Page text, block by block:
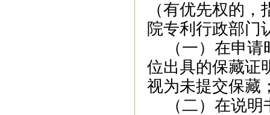
（有优先权的
院专利行政部门
（一）在申
位出具的保藏证
视为未提交保藏
（二）在说明